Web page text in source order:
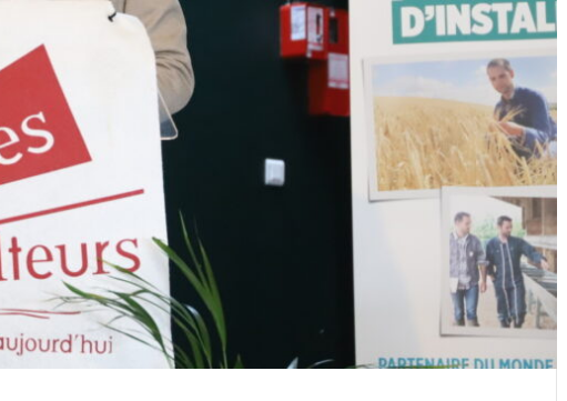
Alertant, dans un communiqué du 4
août, sur une perte de production
« historique » pour les prairies, les
associations spécialisées d'éleveurs
de ruminants de la FNSEA*
dénoncent le « silence radio » du
ministère de l’Agriculture sur leur
demande – récurrente – d’organiser
des expertises terrain des pertes de
production d’herbe. (Lire la suite dans
l'Agra Fil)
Dans une lettre ouverte publiée le 4
août, la Confédération paysanne
demande à rencontrer « au plus vite »
la ministre de l’Agriculture pour lui
présenter ses « revendications face
aux crises climatiques », parmi
lesquelles figure une réorientation de
l’aide aux engrais récemment
débloquée. (Lire la suite dans l'Agra